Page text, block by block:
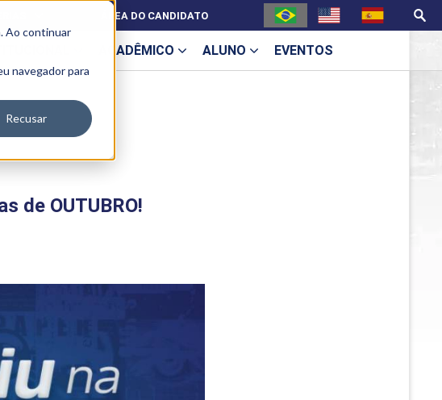
Ao continuar
navegador para
Recusar
ACADÊMICO
MPHU
Unitecne
PROPEPE
PROED
ALUNO EVENTOS
ÁREA DO CANDIDATO
de OUTUBRO!